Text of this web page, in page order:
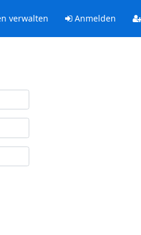
verwalten Anmelden